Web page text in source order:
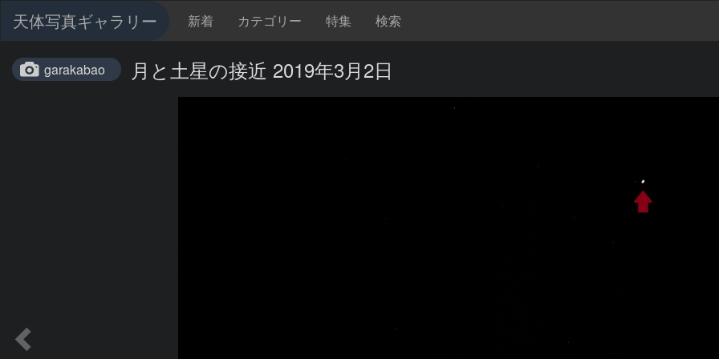
天体写真ギャラリー 新着 カテゴリー 特集 検索
garakabao 月と土星の接近 2019年3月2日